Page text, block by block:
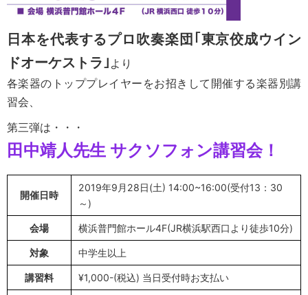
日本を代表するプロ吹奏楽団｢東京佼成ウイン
ドオーケストラ｣ より
各楽器のトッププレイヤーをお招きして開催する楽器別講
習会、
第三弾は・・・
田中靖人先生 サクソフォン講習会！
開催日時
2019年9月28日(土) 14:00~16:00(受付13：30
～)
会場 横浜普門館ホール4F(JR横浜駅西口より徒歩10分)
対象 中学生以上
講習料 ¥1,000-(税込) 当日受付時お支払い